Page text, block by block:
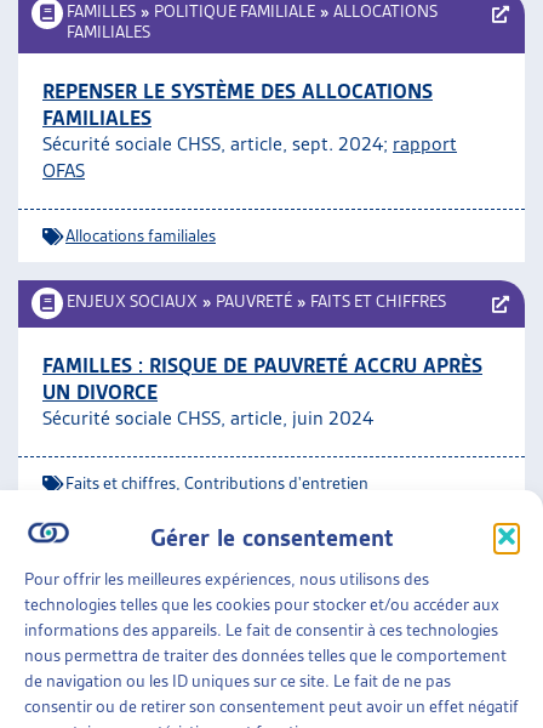
Gérer le consentement
Pour offrir les meilleures expériences, nous utilisons des
technologies telles que les cookies pour stocker et/ou accéder aux
informations des appareils. Le fait de consentir à ces technologies
nous permettra de traiter des données telles que le comportement
de navigation ou les ID uniques sur ce site. Le fait de ne pas
consentir ou de retirer son consentement peut avoir un effet négatif
FAMILLES » POLITIQUE FAMILIALE » ALLOCATIONS
FAMILIALES
REPENSER LE SYSTÈME DES ALLOCATIONS
FAMILIALES
Sécurité sociale CHSS, article, sept. 2024; rapport
OFAS
Allocations familiales
ENJEUX SOCIAUX » PAUVRETÉ » FAITS ET CHIFFRES
FAMILLES : RISQUE DE PAUVRETÉ ACCRU APRÈS
UN DIVORCE
Sécurité sociale CHSS, article, juin 2024
Faits et chiffres Contributions d'entretien
»ENFANCE» BIEN-ÊTRE DES ENFANTS
PROMOUVOIR LA SANTÉ MENTALE DES ENFANTS
ET DES JEUNES SUR LE LONG TERME
CFEJ, prise de position, mars 2024